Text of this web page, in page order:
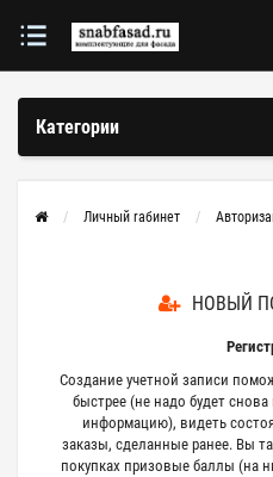
Категории
Личный rабинет
НОВЫЙ
Создание учетной записи
быстрее (не надо будет
информацию), видеть
заказы, сделанные ранее. Вы
покупках призовые баллы (на